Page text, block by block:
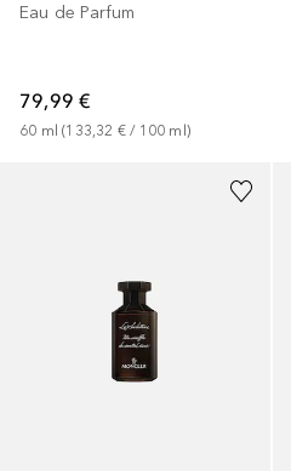
Eau de Parfum
79,99 €
60 ml (133,32 € / 100 ml)